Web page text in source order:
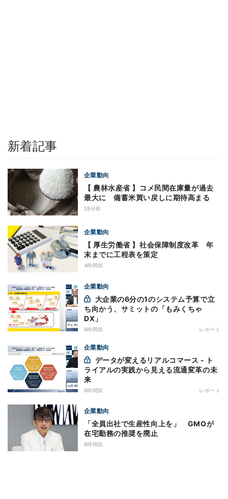
新着記事
企業動向
【 農林水産省 】コメ民間在庫量が過去
最大に 備蓄米買い戻しに期待高まる
28分前
企業動向
【 厚生労働省 】社会保障制度改革 年
末までに工程表を策定
4時間前
企業動向
ち向かう、サミットの「もみくちゃ
DX」
6時間前 レポート
企業動向
ライアルの実践から見える流通変革の未
来
6時間前 レポート
企業動向
「全員出社で生産性向上を」 GMOが
在宅勤務の推奨を廃止
8時間前